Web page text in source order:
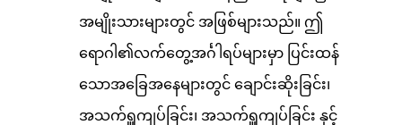
အမျိုးသားများတွင် အဖြစ်များသည်။ ဤ
ရောဂါ၏လက်တွေ့အင်္ဂါရပ်များမှာ ပြင်းထန်
သောအခြေအနေများတွင် ချောင်းဆိုးခြင်း၊
အသက်ရှူကျပ်ခြင်း၊ အသက်ရှူကျပ်ခြင်း နှင့်